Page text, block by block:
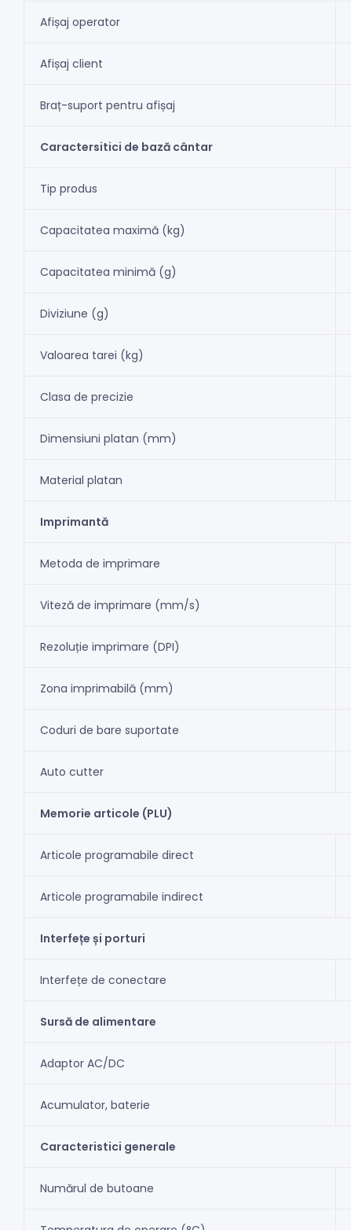
Afișaj operator
Afișaj client
Braț-suport pentru afișaj
Caractersitici de bază cântar
Tip produs
Capacitatea maximă (kg)
Capacitatea minimă (g)
Diviziune (g)
Valoarea tarei (kg)
Clasa de precizie
Dimensiuni platan (mm)
Material platan
Imprimantă
Metoda de imprimare
Viteză de imprimare (mm/s)
Rezoluție imprimare (DPI)
Zona imprimabilă (mm)
Coduri de bare suportate
Auto cutter
Memorie articole (PLU)
Articole programabile direct
Articole programabile indirect
Interfețe și porturi
Interfețe de conectare
Sursă de alimentare
Adaptor AC/DC
Acumulator, baterie
Caracteristici generale
Numărul de butoane